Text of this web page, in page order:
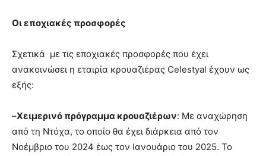
Οι εποχιακές προσφορές
Σχετικά με τις εποχιακές προσφορές που έχει
ανακοινώσει η εταιρία κρουαζιέρας Celestyal έχουν ως
εξής:
–Χειμερινό πρόγραμμα κρουαζιέρων: Mε αναχώρηση
από τη Ντόχα, το οποίο θα έχει διάρκεια από τον
Νοέμβριο του 2024 έως τον Ιανουάριο του 2025. Το